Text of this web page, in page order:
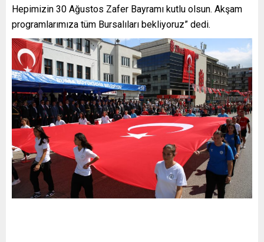
Hepimizin 30 Ağustos Zafer Bayramı kutlu olsun. Akşam
programlarımıza tüm Bursalıları bekliyoruz” dedi.